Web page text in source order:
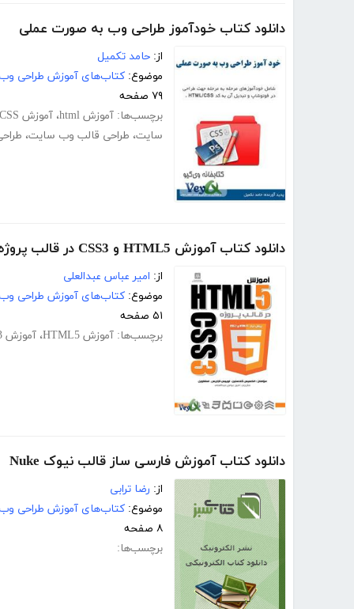
دانلود کتاب خودآموز طراحی وب به صورت عملی
از: حامد تکمیل
موضوع: کتاب‌های آموزش طراحی
۷۹ صفحه
برچسب‌ها: آموزش html ، آموزش CSS
سایت، طراحی قالب وب سایت،
دانلود کتاب آموزش HTML5 و CSS3 در قالب پروژه
از: امیر عباس عبدالعلی
موضوع: کتاب‌های آموزش طراحی
۵۱ صفحه
برچسب‌ها: آموزش HTML5 ، آموزش css3
دانلود کتاب آموزش فارسی ساز قالب نیوک Nuke
از: رضا ترابی
موضوع: کتاب‌های آموزش طراحی
۸ صفحه
برچسب‌ها: